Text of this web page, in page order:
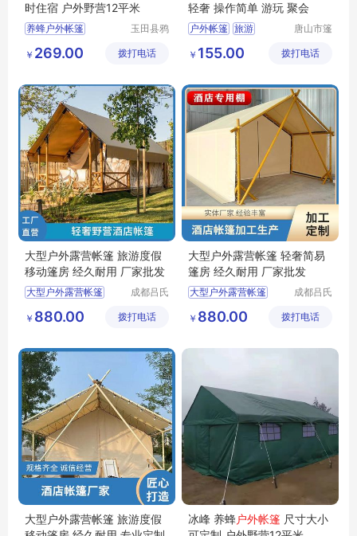
时住宿 户外野营12平米
养蜂户外帐篷
玉田县鸦
户外用品
￥ 269.00 拨打电话
轻奢 操作简单 游玩 聚会
户外帐篷 旅游
唐山市篷
品有限公
￥ 155.00 拨打电话
大型户外露营帐篷 旅游度假
移动篷房 经久耐用 厂家批发
大型户外露营帐篷
户外酒店帐篷
露营帐篷定做
成都吕氏
有限公司
￥ 880.00 拨打电话
大型户外露营帐篷 轻奢简易
篷房 经久耐用 厂家批发
大型户外露营帐篷
帐篷营地
酒店帐篷生产
成都吕氏
有限公司
￥ 880.00 拨打电话
大型户外露营帐篷 旅游度假
冰峰 养蜂户外帐篷 尺寸大小